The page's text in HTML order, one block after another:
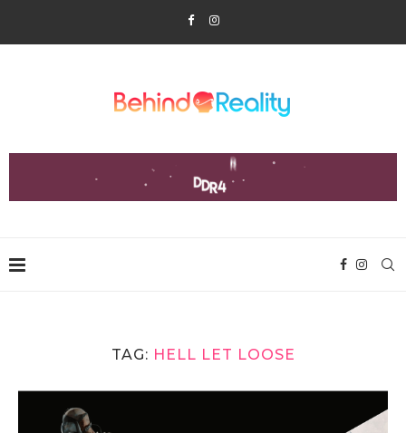
TAG: HELL LET LOOSE